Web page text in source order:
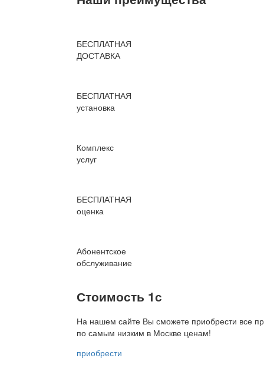
БЕСПЛАТНАЯ
ДОСТАВКА
БЕСПЛАТНАЯ
установка
Комплекс
услуг
БЕСПЛАТНАЯ
оценка
Абонентское
обслуживание
Стоимость 1с
На нашем сайте Вы сможете приобрести все
по самым низким в Москве ценам!
приобрести